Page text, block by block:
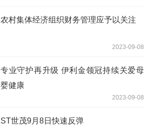
农村集体经济组织财务管理应予以关注
2023-09-08
专业守护再升级 伊利金领冠持续关爱母
婴健康
2023-09-08
ST世茂9月8日快速反弹